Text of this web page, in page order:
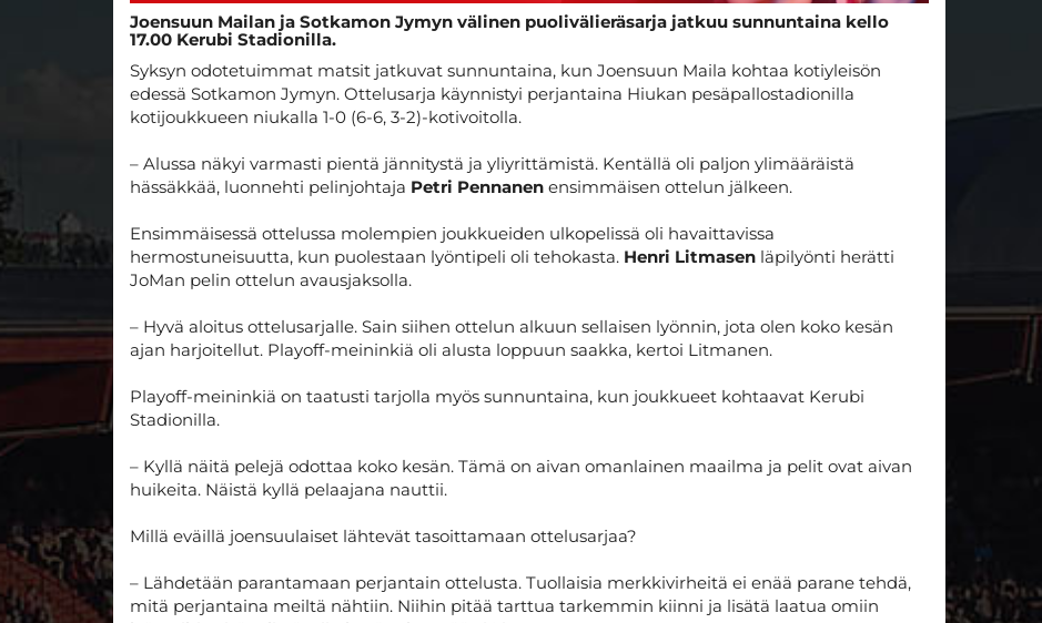
Joensuun Mailan ja Sotkamon Jymyn välinen puolivälieräsarja jatkuu sunnuntaina kello
17.00 Kerubi Stadionilla.
Syksyn odotetuimmat matsit jatkuvat sunnuntaina, kun Joensuun Maila kohtaa kotiyleisön
edessä Sotkamon Jymyn. Ottelusarja käynnistyi perjantaina Hiukan pesäpallostadionilla
kotijoukkueen niukalla 1-0 (6-6, 3-2)-kotivoitolla.
– Alussa näkyi varmasti pientä jännitystä ja yliyrittämistä. Kentällä oli paljon ylimääräistä
hässäkkää, luonnehti pelinjohtaja Petri Pennanen ensimmäisen ottelun jälkeen.
Ensimmäisessä ottelussa molempien joukkueiden ulkopelissä oli havaittavissa
hermostuneisuutta, kun puolestaan lyöntipeli oli tehokasta. Henri Litmasen läpilyönti herätti
JoMan pelin ottelun avausjaksolla.
– Hyvä aloitus ottelusarjalle. Sain siihen ottelun alkuun sellaisen lyönnin, jota olen koko kesän
ajan harjoitellut. Playoff-meininkiä oli alusta loppuun saakka, kertoi Litmanen.
Playoff-meininkiä on taatusti tarjolla myös sunnuntaina, kun joukkueet kohtaavat Kerubi
Stadionilla.
– Kyllä näitä pelejä odottaa koko kesän. Tämä on aivan omanlainen maailma ja pelit ovat aivan
huikeita. Näistä kyllä pelaajana nauttii.
Millä eväillä joensuulaiset lähtevät tasoittamaan ottelusarjaa?
– Lähdetään parantamaan perjantain ottelusta. Tuollaisia merkkivirheitä ei enää parane tehdä,
mitä perjantaina meiltä nähtiin. Niihin pitää tarttua tarkemmin kiinni ja lisätä laatua omiin